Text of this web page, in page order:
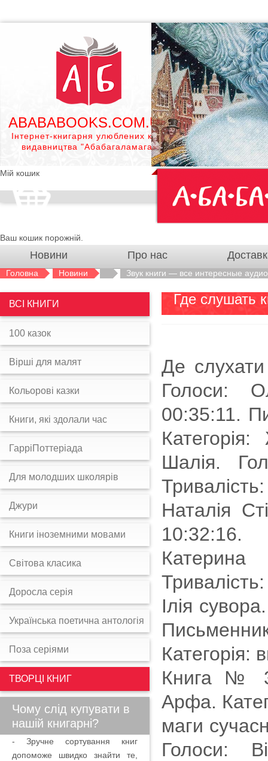
ABABABOOKS.COM.UA
Інтернет-книгарня улюблених книг
видавництва "Абабагаламага"
Мій кошик
Ваш кошик порожній.
Новини Про нас
Головна Новини Звук книги — все интересные
Где слушать
Де
Голоси:
00:35:11.
Шалія.
Наталія
10:32:16.
Ілія
Категорія:
Книга №
Арфа.
маги
Голоси:
ВСІ КНИГИ
100 казок
Вірші для малят
Кольорові казки
Книги, які здолали час
ГарріПоттеріада
Для молодших школярів
Джури
Книги іноземними мовами
Світова класика
Доросла серія
Українська поетична антологія
Поза серіями
ТВОРЦІ КНИГ
Чому слід купувати в
нашій книгарні?
- Зручне сортування книг
допоможе швидко знайти те,